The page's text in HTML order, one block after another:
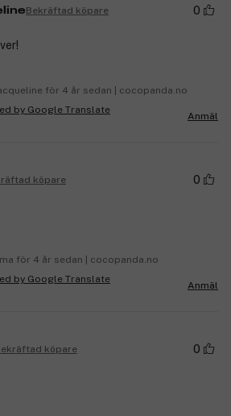
Bekräftad köpare 0
för 4 år sedan | cocopanda.no
Anmäl
köpare 0
för 4 år sedan | cocopanda.no
Anmäl
köpare 0